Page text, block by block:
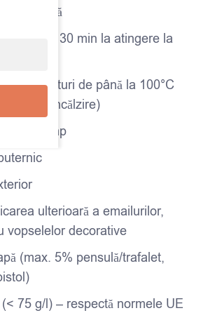
(aprox. 30 min la atingere la
temperaturi de până la 100°C
țevi de încălzire)
în timp
ulterioară a emailurilor,
vopselelor decorative
(max. 5% pensulă/trafalet,
75 g/l) – respectă normele UE